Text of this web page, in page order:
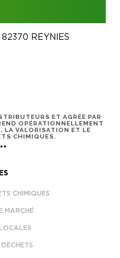
REYNIES
ET AGRÉÉ PAR
OPÉRATIONNELLEMENT
LA VALORISATION ET LE
CHIMIQUES.
CHIMIQUES
MARCHÉ